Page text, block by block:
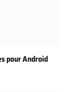
pour Android